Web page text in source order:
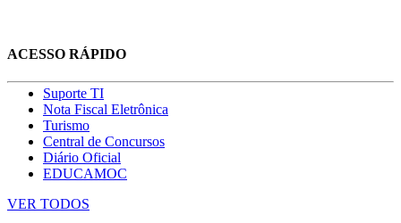
ACESSO RÁPIDO
Suporte TI
Nota Fiscal Eletrônica
Turismo
Central de Concursos
Diário Oficial
EDUCAMOC
VER TODOS